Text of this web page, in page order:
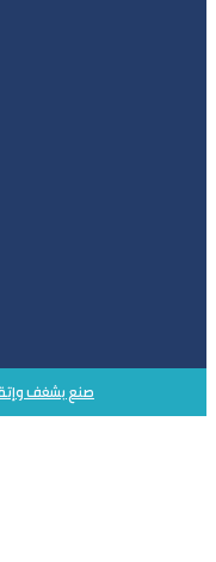
© 2026 | صنع بشغف